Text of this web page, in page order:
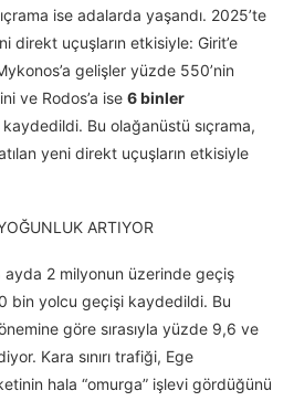
ise adalarda yaşandı. 2025’te
direkt uçuşların etkisiyle: Girit’e
gelişler yüzde 550’nin
ve Rodos’a ise 6 binler
kaydedildi. Bu olağanüstü sıçrama,
yeni direkt uçuşların etkisiyle
ARTIYOR
8 ayda 2 milyonun üzerinde geçiş
bin yolcu geçişi kaydedildi. Bu
göre sırasıyla yüzde 9,6 ve
Kara sınırı trafiği, Ege
hala “omurga” işlevi gördüğünü